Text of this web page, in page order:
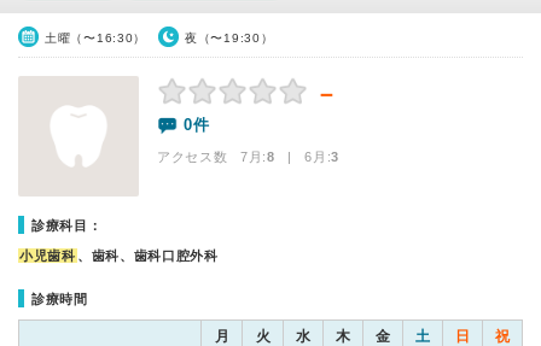
土曜（〜16:30） 夜（〜19:30）
－
0件
アクセス数 7月:8 | 6月:3
診療科目：
小児歯科 、歯科、歯科口腔外科
診療時間
月 火 水 木 金 土 日 祝